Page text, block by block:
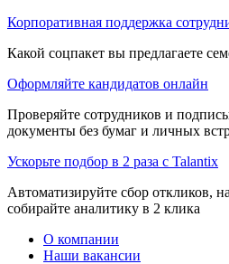
Корпоративная поддержка
Какой соцпакет вы предлагаете
Оформляйте кандидатов онлайн
Проверяйте сотрудников и
документы без бумаг и личных
Ускорьте подбор в 2 раза с Talantix
Автоматизируйте сбор откликов,
собирайте аналитику в 2 клика
О компании
Наши вакансии